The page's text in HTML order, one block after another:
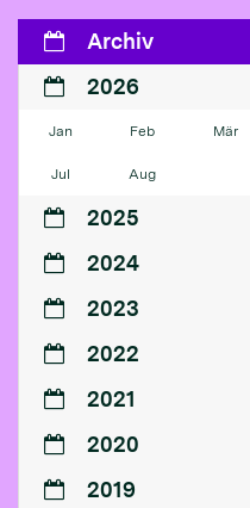
Archiv
2026
Jan Feb Mär
Jul Aug
2025
2024
2023
2022
2021
2020
2019